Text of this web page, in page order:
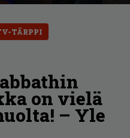
TÄRPPI
on vielä
– Yle